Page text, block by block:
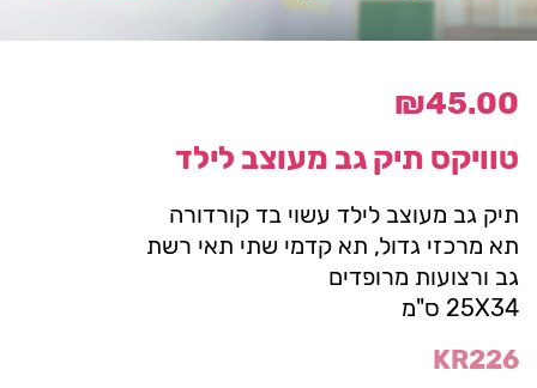
₪45.00
טוויקס תיק גב מעוצב לילד
תיק גב מעוצב לילד עשוי בד קורדורה
תא מרכזי גדול, תא קדמי שתי תאי רשת
גב ורצועות מרופדים
25X34 ס"מ
KR226